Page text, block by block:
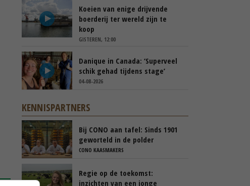
Koeien van enige drijvende
boerderij ter wereld zijn te
koop
GISTEREN, 12:00
Danique in Canada: ‘Superveel
schik gehad tijdens stage’
04-08-2026
KENNISPARTNERS
Bij CONO aan tafel: Sinds 1901
geworteld in de polder
CONO KAASMAKERS
Regie op de toekomst:
inzichten van een jonge